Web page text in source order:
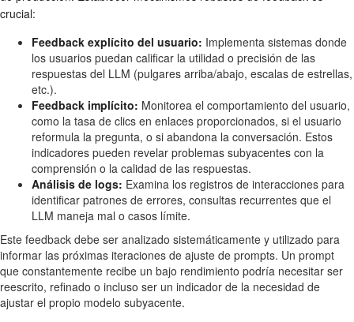
crucial:
Feedback explícito del usuario: Implementa sistemas donde
los usuarios puedan calificar la utilidad o precisión de las
respuestas del LLM (pulgares arriba/abajo, escalas de estrellas,
etc.).
Feedback implícito: Monitorea el comportamiento del usuario,
como la tasa de clics en enlaces proporcionados, si el usuario
reformula la pregunta, o si abandona la conversación. Estos
indicadores pueden revelar problemas subyacentes con la
comprensión o la calidad de las respuestas.
Análisis de logs: Examina los registros de interacciones para
identificar patrones de errores, consultas recurrentes que el
LLM maneja mal o casos límite.
Este feedback debe ser analizado sistemáticamente y utilizado para
informar las próximas iteraciones de ajuste de prompts. Un prompt
que constantemente recibe un bajo rendimiento podría necesitar ser
reescrito, refinado o incluso ser un indicador de la necesidad de
ajustar el propio modelo subyacente.